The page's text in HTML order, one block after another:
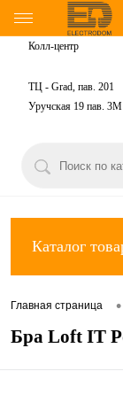
Колл-центр
ТЦ - Grad, пав. 201
Уручская 19 пав. 3М
Каталог
Главная страница •
Бра Loft IT